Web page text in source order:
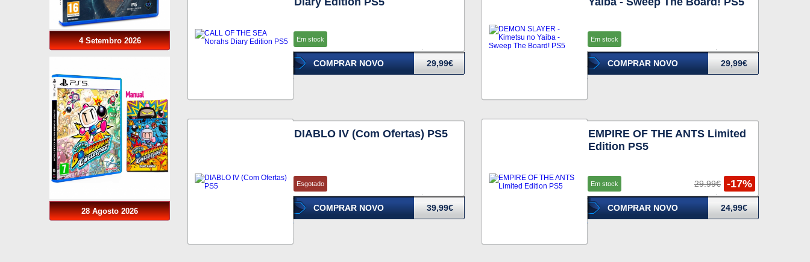
4 Setembro 2026
28 Agosto 2026
Em stock
COMPRAR NOVO 29,99€
Em stock
COMPRAR NOVO 29,99€
DIABLO IV (Com Ofertas) PS5
Esgotado
COMPRAR NOVO 39,99€
EMPIRE OF THE ANTS Limited
Edition PS5
Em stock 29.99€ -17%
COMPRAR NOVO 24,99€